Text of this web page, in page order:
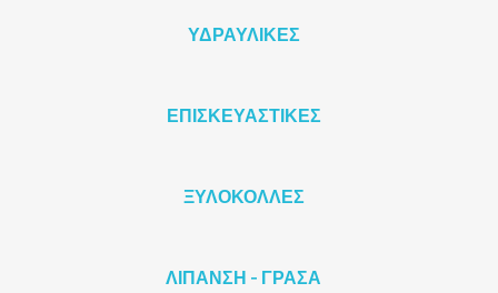
ΥΔΡΑΥΛΙΚΕΣ
ΕΠΙΣΚΕΥΑΣΤΙΚΕΣ
ΞΥΛΟΚΟΛΛΕΣ
ΛΙΠΑΝΣΗ - ΓΡΑΣΑ